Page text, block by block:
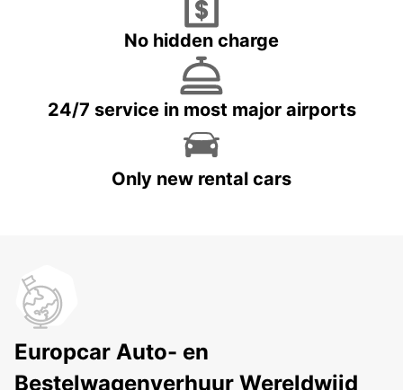
No hidden charge
24/7 service in most major airports
Only new rental cars
Europcar Auto- en
Bestelwagenverhuur Wereldwijd